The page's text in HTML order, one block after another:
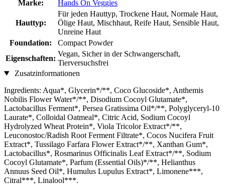
Marke: Hands On Veggies
Hauttyp:
Für jeden Hauttyp, Trockene Haut, Normale Haut,
Ölige Haut, Mischhaut, Reife Haut, Sensible Haut,
Unreine Haut
Foundation:
Compact Powder
Eigenschaften:
Vegan, Sicher in der Schwangerschaft,
Tierversuchsfrei
Zusatzinformationen
Ingredients: Aqua*, Glycerin*/**, Coco Glucoside*, Anthemis
Nobilis Flower Water*/**, Disodium Cocoyl Glutamate*,
Lactobacillus Ferment*, Persea Gratissima Oil*/**, Polyglyceryl-10
Laurate*, Colloidal Oatmeal*, Citric Acid, Sodium Cocoyl
Hydrolyzed Wheat Protein*, Viola Tricolor Extract*/**,
Leuconostoc/Radish Root Ferment Filtrate*, Cocos Nucifera Fruit
Extract*, Tussilago Farfara Flower Extract*/**, Xanthan Gum*,
Lactobacillus*, Rosmarinus Officinalis Leaf Extract*/**, Sodium
Cocoyl Glutamate*, Parfum (Essential Oils)*/**, Helianthus
Annuus Seed Oil*, Humulus Lupulus Extract*, Limonene***,
Citral***, Linalool***.